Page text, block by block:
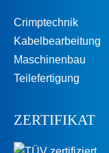
Crimptechnik
Kabelbearbeitung
Maschinenbau
Teilefertigung
ZERTIFIKAT